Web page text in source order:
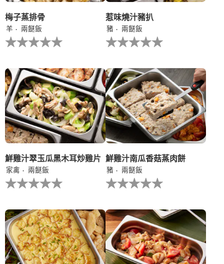
梅子蒸排骨
羊
兩餸飯
没
有
个
recipe
提
交
评
级
惹味燒汁豬扒
豬
兩餸飯
没
有
个
recipe
提
交
评
级
鮮雞汁翠玉瓜黑木耳炒雞片
家禽
兩餸飯
没
有
个
recipe
提
交
评
级
鮮雞汁南瓜香菇蒸肉餅
豬
兩餸飯
没
有
个
recipe
提
交
评
级